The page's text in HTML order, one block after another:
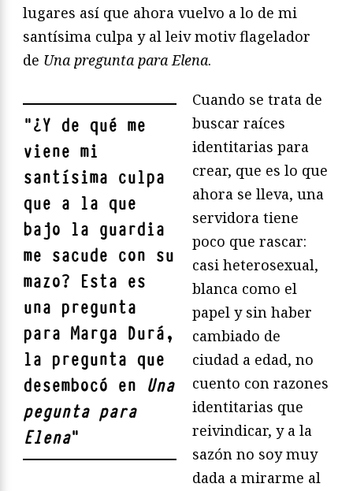
lugares así que ahora vuelvo a lo de mi
santísima culpa y al leiv motiv flagelador
de Una pregunta para Elena.
"¿Y de qué me
viene mi
santísima culpa
que a la que
bajo la guardia
me sacude con su
mazo? Esta es
una pregunta
para Marga Durá,
la pregunta que
desembocó en Una
pegunta para
Elena"
Cuando se trata de
buscar raíces
identitarias para
crear, que es lo que
ahora se lleva, una
servidora tiene
poco que rascar:
casi heterosexual,
blanca como el
papel y sin haber
cambiado de
ciudad a edad, no
cuento con razones
identitarias que
reivindicar, y a la
sazón no soy muy
dada a mirarme al